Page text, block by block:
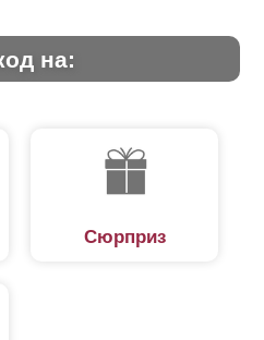
на:
Сюрприз